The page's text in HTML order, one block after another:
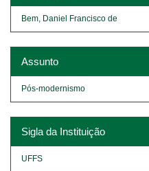
Bem, Daniel Francisco de
Assunto
Pós-modernismo
Sigla da Instituição
UFFS